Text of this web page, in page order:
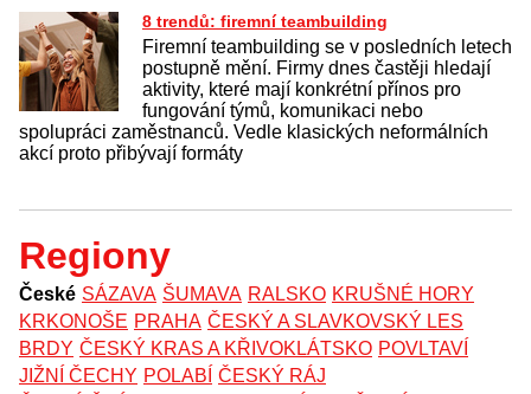
8 trendů: firemní teambuilding
Firemní teambuilding se v posledních letech
postupně mění. Firmy dnes častěji hledají
aktivity, které mají konkrétní přínos pro
fungování týmů, komunikaci nebo
spolupráci zaměstnanců. Vedle klasických neformálních
akcí proto přibývají formáty
Regiony
České SÁZAVA ŠUMAVA RALSKO KRUŠNÉ HORY
KRKONOŠE PRAHA ČESKÝ A SLAVKOVSKÝ LES
BRDY ČESKÝ KRAS A KŘIVOKLÁTSKO POVLTAVÍ
JIŽNÍ ČECHY POLABÍ ČESKÝ RÁJ